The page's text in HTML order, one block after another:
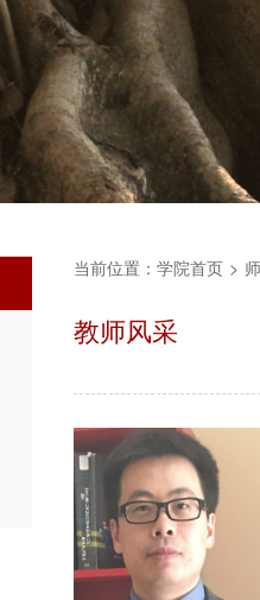
当前位置： 学院首页 >
教师风采